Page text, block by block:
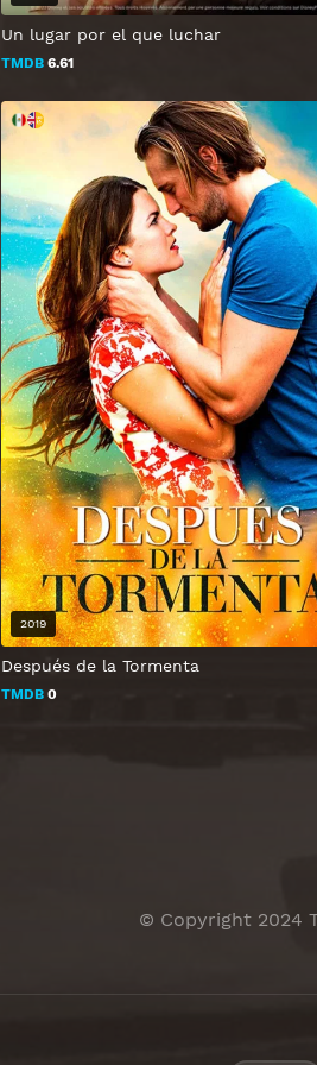
Un lugar por el que luchar
TMDB 6.61
Después de la Tormenta
TMDB 0
2019
© Copyright 2024